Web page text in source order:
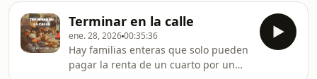
Terminar en la calle
ene. 28, 202600:35:36
Hay familias enteras que solo pueden
pagar la renta de un cuarto por un